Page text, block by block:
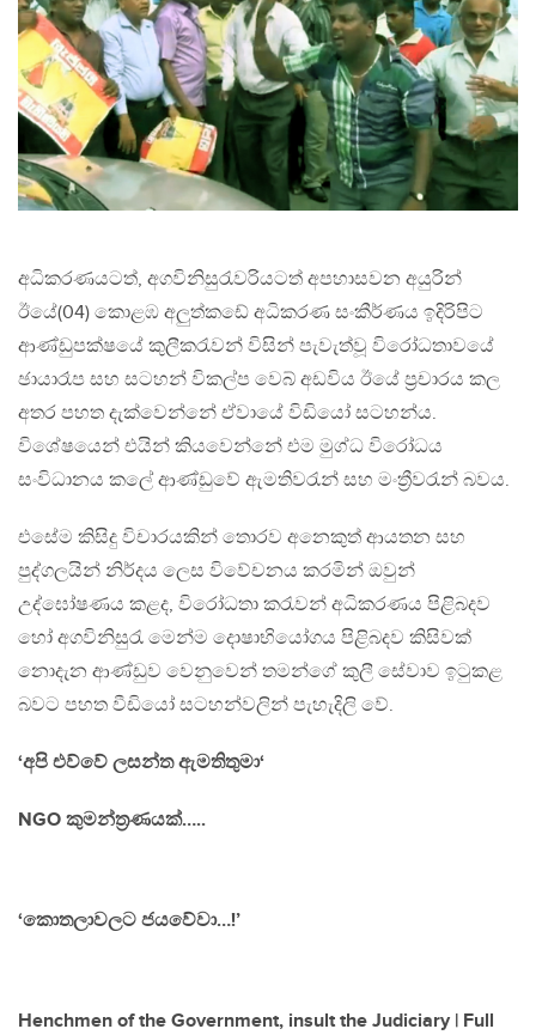
අධිකරණයටත්, අගවිනිසුරැවරියටත් අපහාසවන අයුරින්
ඊයේ(04) කොළඹ අලුත්කඩේ අධිකරණ සංකීර්ණය ඉදිරිපිට
ආණ්ඩුපක්ෂයේ කුලීකරැවන් විසින් පැවැත්වූ විරෝධතාවයේ
ඡායාරෑප සහ සටහන් විකල්ප වෙබ් අඩවිය ඊයේ ප්‍රචාරය කල
අතර පහත දැක්වෙන්නේ ඒවායේ විඩියෝ සටහන්ය.
විශේෂයෙන් එයින් කියවෙන්නේ එම මුග්ධ විරෝධය
සංවිධානය කලේ ආණ්ඩුවේ ඇමතිවරැන් සහ මංත්‍රීවරැන් බවය.
එසේම කිසිදු විචාරයකින් තොරව අනෙකුත් ආයතන සහ
පුද්ගලයින් නිර්දය ලෙස විවේචනය කරමින් ඔවුන්
උද්ඝෝෂණය කළද, විරෝධතා කරැවන් අධිකරණය පිළිබදව
හෝ අගවිනිසුරැ මෙන්ම දොෂාභියෝගය පිළිබදව කිසිවක්
නොදැන ආණ්ඩුව වෙනුවෙන් තමන්ගේ කුලී සේවාව ඉටුකළ
බවට පහත වීඩියෝ සටහන්වලින් පැහැදිලි වේ.
‘අපි එව්වේ ලසන්ත ඇමතිතුමා‘
NGO කුමන්ත්‍රණයක්…..
‘කොතලාවලට ජයවේවා…!’
Henchmen of the Government, insult the Judiciary | Full